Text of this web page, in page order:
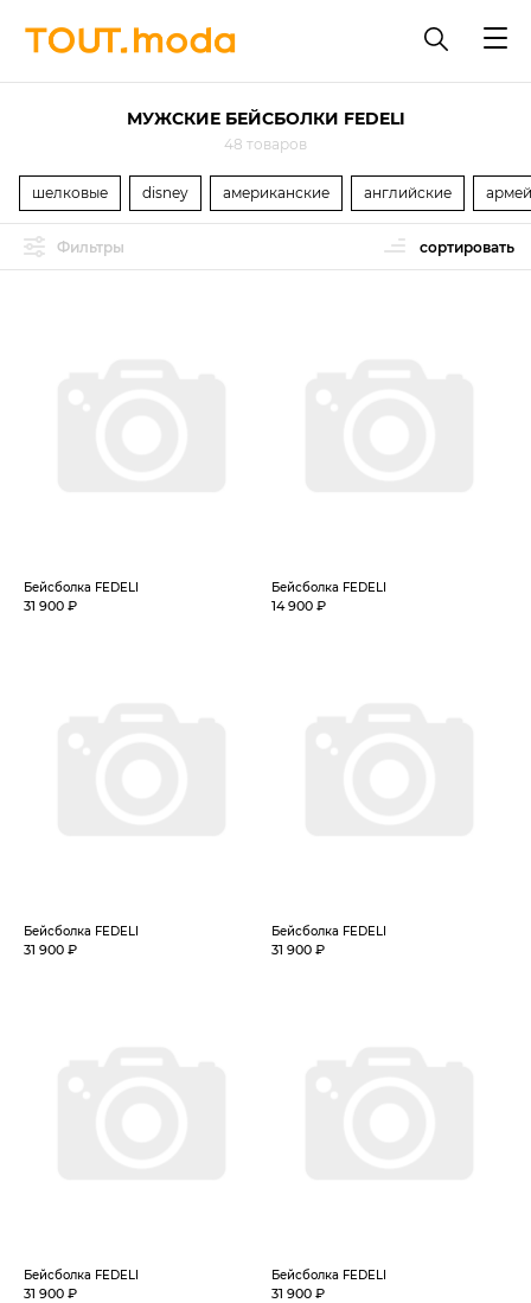
МУЖСКИЕ БЕЙСБОЛКИ FEDELI
48 товаров
шелковые disney американские английские
Фильтры сортировать
Бейсболка FEDELI
31 900 ₽
Бейсболка FEDELI
14 900 ₽
Бейсболка FEDELI
31 900 ₽
Бейсболка FEDELI
31 900 ₽
Бейсболка FEDELI
31 900 ₽
Бейсболка FEDELI
31 900 ₽